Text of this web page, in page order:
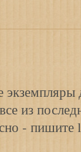
из
- пишите